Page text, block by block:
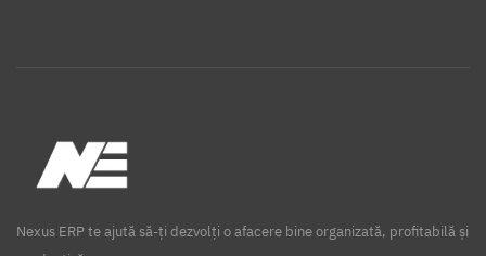
Nexus ERP te ajută să-ți dezvolți o afacere bine organizată, profitabilă și